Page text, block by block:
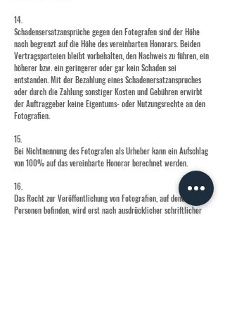
14.
Schadensersatzansprüche gegen den Fotografen sind der Höhe
nach begrenzt auf die Höhe des vereinbarten Honorars. Beiden
Vertragsparteien bleibt vorbehalten, den Nachweis zu führen, ein
höherer bzw. ein geringerer oder gar kein Schaden sei
entstanden. Mit der Bezahlung eines Schadenersatzanspruches
oder durch die Zahlung sonstiger Kosten und Gebühren erwirbt
der Auftraggeber keine Eigentums- oder Nutzungsrechte an den
Fotografien.
15.
Bei Nichtnennung des Fotografen als Urheber kann ein Aufschlag
von 100% auf das vereinbarte Honorar berechnet werden.
16.
Das Recht zur Veröffentlichung von Fotografien, auf denen sich
Personen befinden, wird erst nach ausdrücklicher schriftlicher